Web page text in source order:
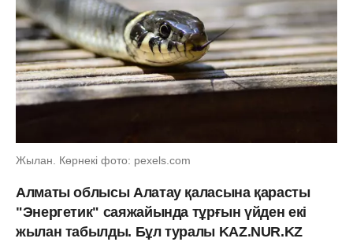
Жылан. Көрнекі фото: pexels.com
Алматы облысы Алатау қаласына қарасты
"Энергетик" саяжайында тұрғын үйден екі
жылан табылды. Бұл туралы KAZ.NUR.KZ